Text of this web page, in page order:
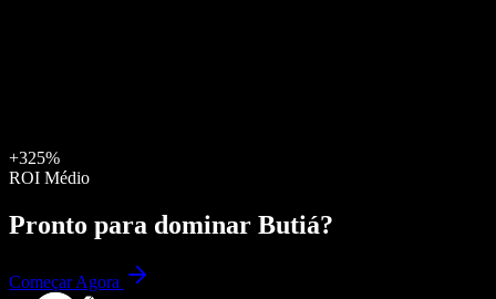
+325%
ROI Médio
Pronto para dominar Butiá?
Começar Agora